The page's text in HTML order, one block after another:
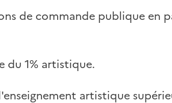
de commande publique en
du 1% artistique.
artistique